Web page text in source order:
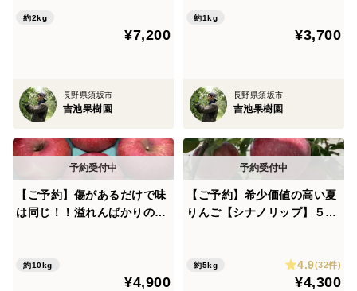
約2kg
¥7,200
長野県須坂市
吉池果樹園
以上 S-K1
約1kg
¥3,700
長野県須坂市
吉池果樹園
【ご予約】傷があるだけで味
は同じ！！溢れんばかりの果
約10kg
¥4,900
【ご予約】希少価値の高い夏
りんご【シナノリップ】５㎏
約5kg 4.9(32件)
¥4,300